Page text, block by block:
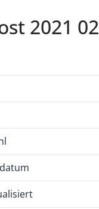
2021 02